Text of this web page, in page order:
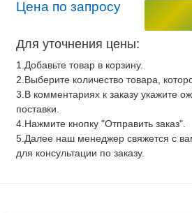
Цена по запросу
Для уточнения цены:
1.Добавьте товар в корзину.
2.Выберите количество товара,
3.В комментариях к заказу укажите
поставки.
4.Нажмите кнопку "Отправить заказ".
5.Далее наш менеджер свяжется с
для консультации по заказу.